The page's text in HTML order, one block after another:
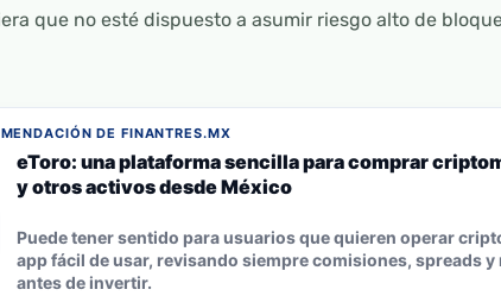
que no esté dispuesto a asumir riesgo alto de
DE FINANTRES.MX
eToro: una plataforma sencilla para comprar
y otros activos desde México
Puede tener sentido para usuarios que quieren operar
app fácil de usar, revisando siempre comisiones, spreads y
antes de invertir.